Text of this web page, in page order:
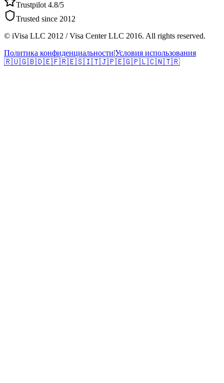
Trustpilot 4.8/5
Trusted since 2012
© iVisa LLC 2012 / Visa Center LLC 2016. All rights reserved.
Политика конфиденциальности|Условия использования
🇷🇺🇬🇧🇩🇪🇫🇷🇪🇸🇮🇹🇯🇵🇪🇬🇵🇱🇨🇳🇹🇷